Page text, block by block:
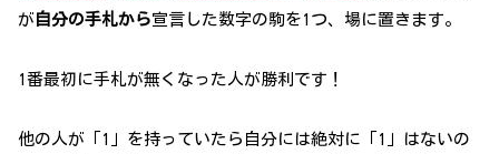
が 自分の手札から宣言した数字の駒を1つ、場に置きます。
1番最初に手札が無くなった人が勝利です！
他の人が「1」を持っていたら自分には絶対に「1」はないの